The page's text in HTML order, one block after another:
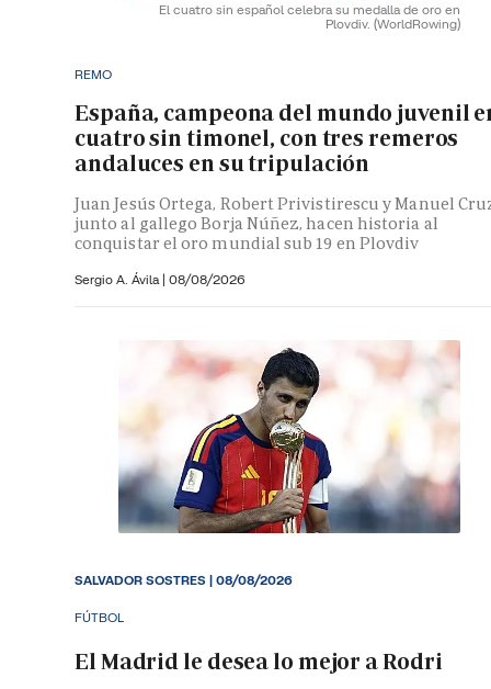
El cuatro sin español celebra su medalla de oro en
Plovdiv. (WorldRowing)
REMO
España, campeona del mundo juvenil
cuatro sin timonel, con tres remeros
andaluces en su tripulación
Juan Jesús Ortega, Robert Privistirescu y Manuel
junto al gallego Borja Núñez, hacen historia al
conquistar el oro mundial sub 19 en Plovdiv
Sergio A. Ávila | 08/08/2026
FÚTBOL
El Madrid le desea lo mejor a Rodri
SALVADOR SOSTRES |08/08/2026